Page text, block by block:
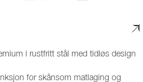
i rustfritt stål med tidløs design
for skånsom matlaging og